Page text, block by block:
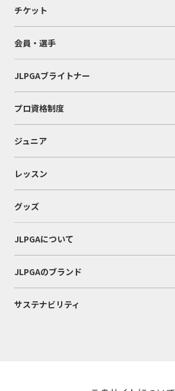
チケット
会員・選手
JLPGAブライトナー
プロ資格制度
ジュニア
レッスン
グッズ
JLPGAについて
JLPGAのブランド
サステナビリティ